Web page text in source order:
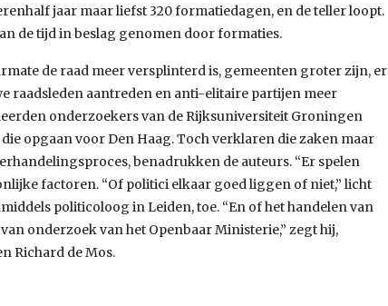
jaar maar liefst 320 formatiedagen, en de teller loopt.
de tijd in beslag genomen door formaties.
de raad meer versplinterd is, gemeenten groter zijn, er
raadsleden aantreden en anti-elitaire partijen meer
onderzoekers van de Rijksuniversiteit Groningen
opgaan voor Den Haag. Toch verklaren die zaken maar
benadrukken de auteurs. “Er spelen
factoren. “Of politici elkaar goed liggen of niet,” licht
politicoloog in Leiden, toe. “En of het handelen van
onderzoek van het Openbaar Ministerie,” zegt hij,
Richard de Mos.